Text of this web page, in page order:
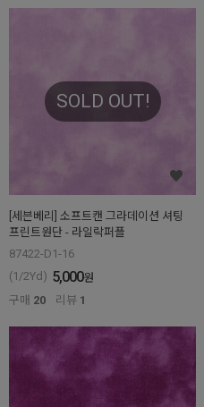
SOLD OUT!
[세븐베리] 소프트캔 그라데이션 셔팅
프린트원단 - 라일락퍼플
87422-D1-16
(1/2Yd) 5,000원
구매 20 리뷰 1